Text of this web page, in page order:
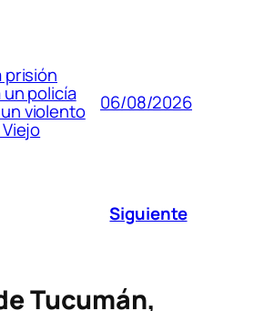
prisión
policía
violento 06/08/2026
Siguiente
Tucumán,